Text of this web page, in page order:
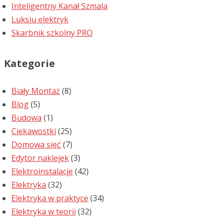
Inteligentny Kanał Szmala
Luksiu elektryk
Skarbnik szkolny PRO
Kategorie
Biały Montaż (8)
Blog(5)
Budowa (1)
Ciekawostki (25)
Domowa sieć (7)
Edytor naklejek(3)
Elektroinstalacje (42)
Elektryka (32)
Elektryka w praktyce (34)
Elektryka w teorii (32)